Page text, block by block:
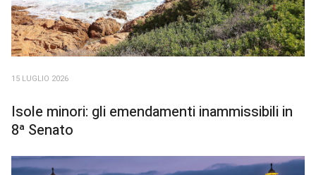
15 LUGLIO 2026
Isole minori: gli emendamenti inammissibili in
8ª Senato